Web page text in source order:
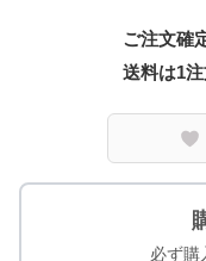
ご注文確
送料は1
必ず購